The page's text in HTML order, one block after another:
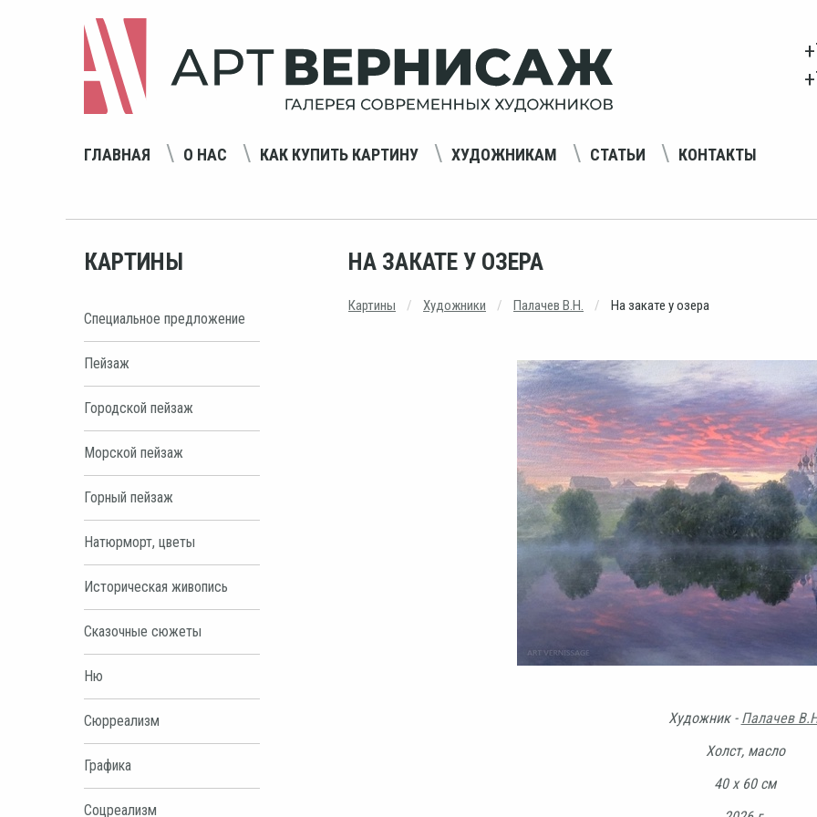
ГЛАВНАЯ О НАС КАК КУПИТЬ КАРТИНУ ХУДОЖНИКАМ СТАТЬИ КОНТАКТЫ
КАРТИНЫ
Специальное предложение
Пейзаж
Городской пейзаж
Морской пейзаж
Горный пейзаж
Натюрморт, цветы
Историческая живопись
Сказочные сюжеты
Ню
Сюрреализм
Графика
Соцреализм
НА ЗАКАТЕ У ОЗЕРА
Картины Художники Палачев В.Н. На закате у озера
Художник - Палачев
Холст, масло
40 х 60 см